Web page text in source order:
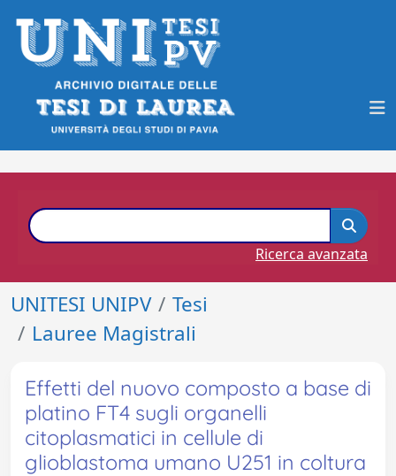
Ricerca avanzata
UNITESI UNIPV
Tesi
Lauree Magistrali
Effetti del nuovo composto a base di
platino FT4 sugli organelli
citoplasmatici in cellule di
glioblastoma umano U251 in coltura